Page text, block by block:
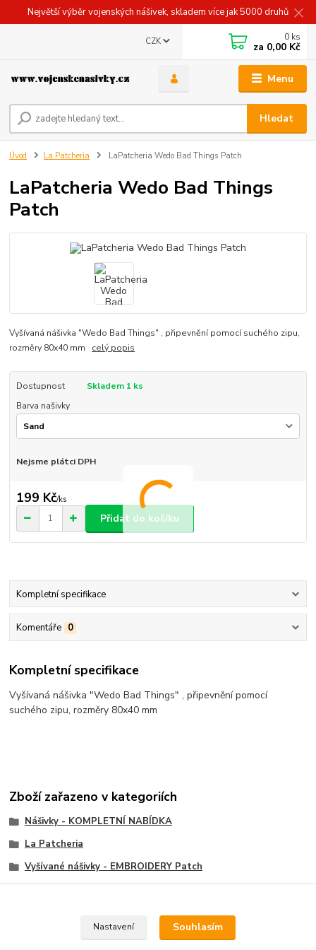
Největší výběr vojenských nášivek, skladem více jak 5000 druhů
Menu
CZK
Hledat
0 ks
za 0,00 Kč
Úvod La Patcheria LaPatcheria Wedo Bad Things Patch
LaPatcheria Wedo Bad Things
Patch
Vyšívaná nášivka "Wedo Bad Things" , připevnění pomocí suchého zipu,
rozměry 80x40 mm celý popis
Dostupnost
Skladem 1 ks
Barva našivky
Nejsme plátci DPH
199 Kč/ks
Přidat do košíku
Kompletní specifikace
Komentáře 0
Kompletní specifikace
Vyšívaná nášivka "Wedo Bad Things" , připevnění pomocí
suchého zipu, rozměry 80x40 mm
Zboží zařazeno v kategoriích
Nášivky - KOMPLETNÍ NABÍDKA
La Patcheria
Vyšívané nášivky - EMBROIDERY Patch
Nastavení Souhlasím